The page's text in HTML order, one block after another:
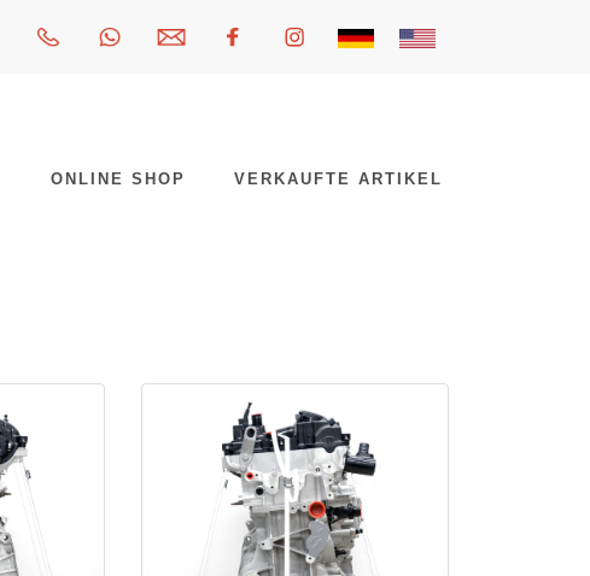
ONLINE SHOP VERKAUFTE ARTIKEL